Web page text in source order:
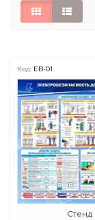
Код: EB-01
Стенд